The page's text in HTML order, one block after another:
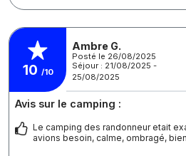
10 /10
Ambre G.
Posté le 26/08/2025
Séjour : 21/08/2025 -
25/08/2025
Avis sur le camping :
Le camping des randonneur etait
avions besoin, calme, ombragé,